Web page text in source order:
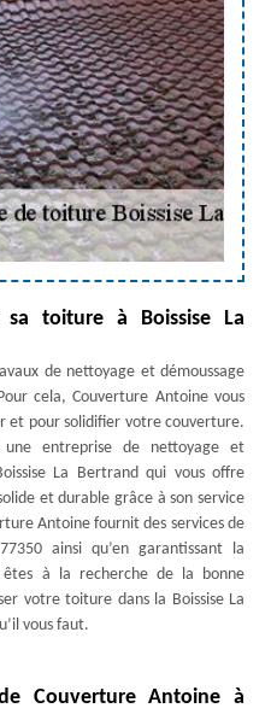
toiture à Boissise La
de nettoyage et démoussage
cela, Couverture Antoine vous
et pour solidifier votre couverture.
entreprise de nettoyage et
La Bertrand qui vous offre
et durable grâce à son service
Antoine fournit des services de
ainsi qu’en garantissant la
êtes à la recherche de la bonne
votre toiture dans la Boissise La
vous faut.
Couverture Antoine à